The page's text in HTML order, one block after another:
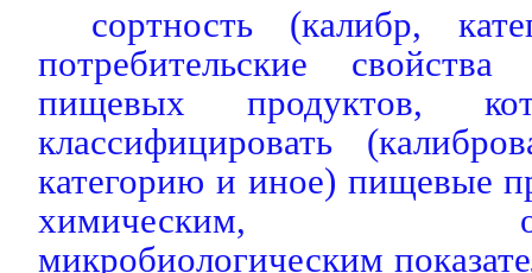
сортность (калибр,
потребительские
пищевых продуктов,
классифицировать
категорию и иное) пищевые
химическим,
микробиологическим